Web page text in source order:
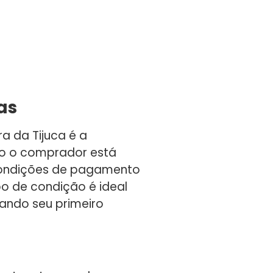
da Tijuca é a
o comprador está
de pagamento
de condição é ideal
seu primeiro